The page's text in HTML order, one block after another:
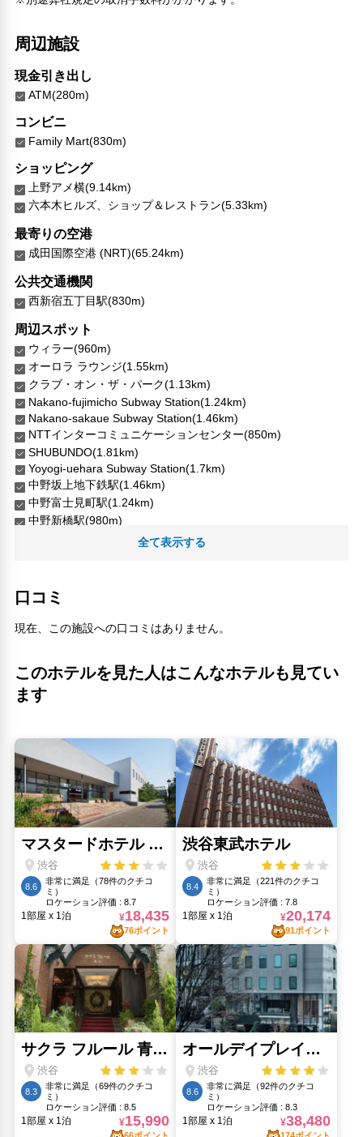
周辺施設
現金引き出し
ATM(280m)
コンビニ
Family Mart(830m)
ショッピング
上野アメ横(9.14km)
六本木ヒルズ、ショップ＆レストラン(5.33km)
最寄りの空港
成田国際空港 (NRT)(65.24km)
公共交通機関
西新宿五丁目駅(830m)
周辺スポット
ウィラー(960m)
オーロラ ラウンジ(1.55km)
クラブ・オン・ザ・パーク(1.13km)
Nakano-fujimicho Subway Station(1.24km)
Nakano-sakaue Subway Station(1.46km)
NTTインターコミュニケーションセンター(850m)
SHUBUNDO(1.81km)
Yoyogi-uehara Subway Station(1.7km)
中野坂上地下鉄駅(1.46km)
中野富士見町駅(1.24km)
中野新橋駅(980m)
代々木八幡宮(1.65km)
新宿野村ビル(1.8km)
東京マラソン(1.39km)
東京オペラシティ アートギャラリー(720m)
東京都庁舎(1.34km)
正春寺(1.19km)
熊野神社(1.12km)
人気スポット
新宿御苑(2.84km)
明治神宮(2.09km)
東京スカイツリー(12.29km)
浅草(11.13km)
渋谷交差点(3.41km)
全て表示する
口コミ
現在、この施設への口コミはありません。
このホテルを見た人はこんなホテルも見てい
ます